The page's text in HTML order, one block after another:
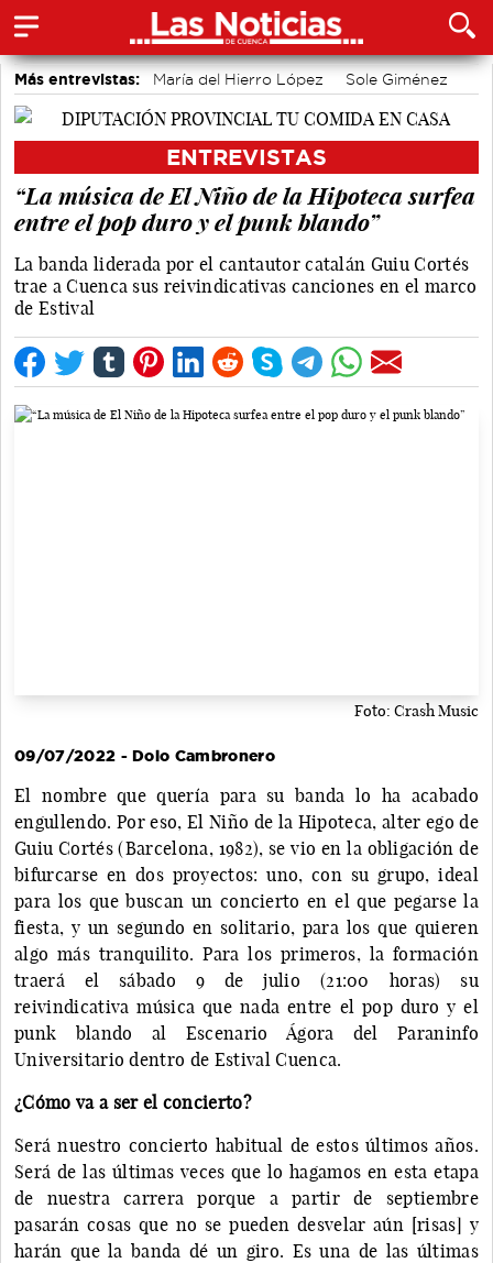
Más entrevistas: María del Hierro López
Sole Giménez
Javier Viñas
Fernando Polo
José Luis Martínez Guijarro
ENTREVISTAS
“La música de El Niño de la Hipoteca surfea
entre el pop duro y el punk blando”
La banda liderada por el cantautor catalán Guiu Cortés
trae a Cuenca sus reivindicativas canciones en el marco
de Estival
Foto: Crash Music
09/07/2022 - Dolo Cambronero
El nombre que quería para su banda lo ha acabado
engullendo. Por eso, El Niño de la Hipoteca, alter ego de
Guiu Cortés (Barcelona, 1982), se vio en la obligación de
bifurcarse en dos proyectos: uno, con su grupo, ideal
para los que buscan un concierto en el que pegarse la
fiesta, y un segundo en solitario, para los que quieren
algo más tranquilito. Para los primeros, la formación
traerá el sábado 9 de julio (21:00 horas) su
reivindicativa música que nada entre el pop duro y el
punk blando al Escenario Ágora del Paraninfo
Universitario dentro de Estival Cuenca.
¿Cómo va a ser el concierto?
Será nuestro concierto habitual de estos últimos años.
Será de las últimas veces que lo hagamos en esta etapa
de nuestra carrera porque a partir de septiembre
pasarán cosas que no se pueden desvelar aún [risas] y
harán que la banda dé un giro. Es una de las últimas